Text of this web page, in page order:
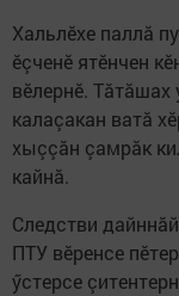
Хальлӗхе паллă
ӗçченӗ ятӗнчен
вӗлернӗ. Тăтăшах
калаçакан ватă
хыççăн çамрăк
кайнă.
Следстви
ПТУ вӗренсе
ӳстерсе